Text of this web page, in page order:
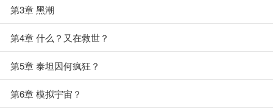
第3章 黑潮
第4章 什么？又在救世？
第5章 泰坦因何疯狂？
第6章 模拟宇宙？